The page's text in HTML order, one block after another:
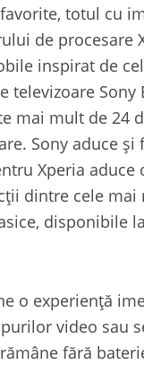
totul cu
de procesare
inspirat de
televizoare Sony
mai mult de 24
Sony aduce
Xperia aduce
dintre cele
disponibile
o experiență
video sau
fără